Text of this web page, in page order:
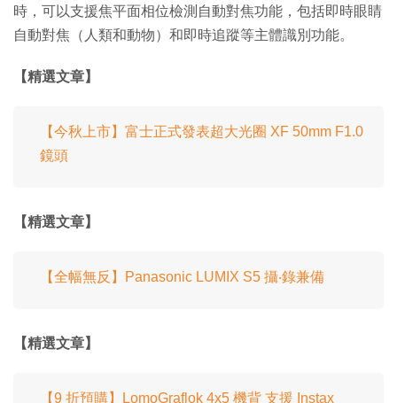
時，可以支援焦平面相位檢測自動對焦功能，包括即時眼睛
自動對焦（人類和動物）和即時追蹤等主體識別功能。
【精選文章】
【今秋上市】富士正式發表超大光圈 XF 50mm F1.0
鏡頭
【精選文章】
【全幅無反】Panasonic LUMIX S5 攝‧錄兼備
【精選文章】
【9 折預購】LomoGraflok 4x5 機背 支援 Instax